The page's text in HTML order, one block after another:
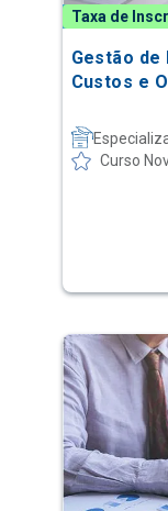
Taxa de
Gestão de
Custos e
Curso